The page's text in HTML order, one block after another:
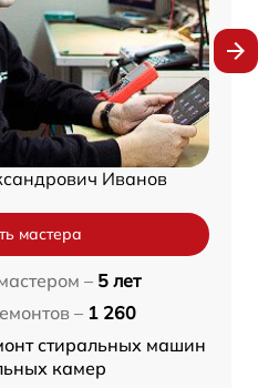
Иванов
мастера
– 5 лет
– 1 260
стиральных машин
камер